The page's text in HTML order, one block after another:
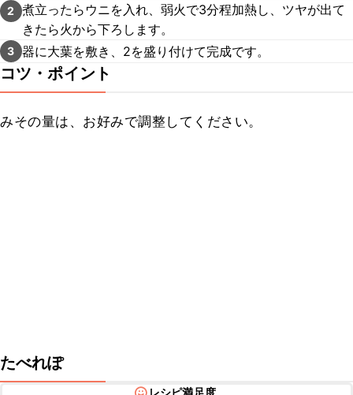
2
煮立ったらウニを入れ、弱火で3分程加熱し、ツヤが出て
きたら火から下ろします。
3 器に大葉を敷き、2を盛り付けて完成です。
コツ・ポイント
みその量は、お好みで調整してください。
たべれぽ
レシピ満足度